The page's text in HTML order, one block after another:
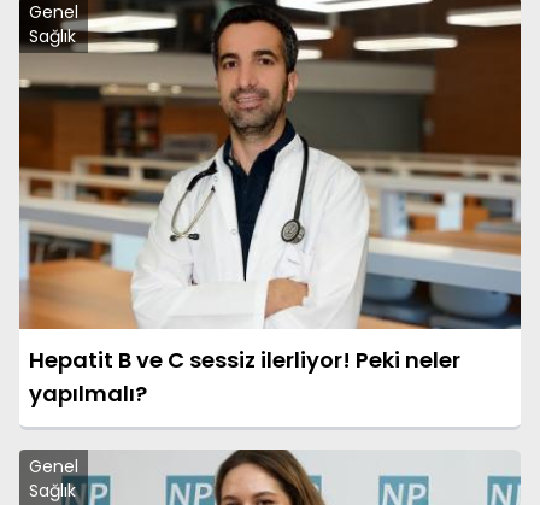
Genel
Sağlık
Hepatit B ve C sessiz ilerliyor! Peki neler
yapılmalı?
Genel
Sağlık